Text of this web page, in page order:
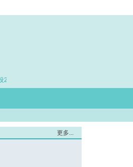
年”主题展 浙江打造的这把“标
更多...